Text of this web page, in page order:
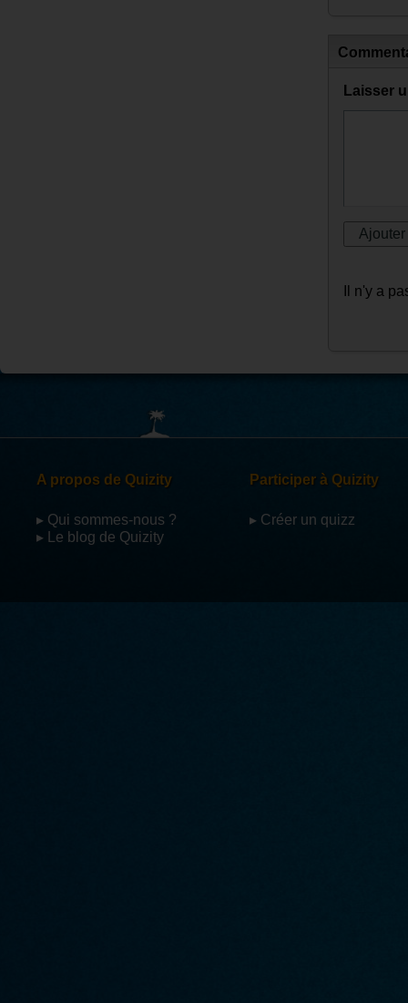
Laisser
Il n'y a
A propos de Quizity
▸ Qui sommes-nous ?
▸ Le blog de Quizity
Participer à Quizity
▸ Créer un quizz